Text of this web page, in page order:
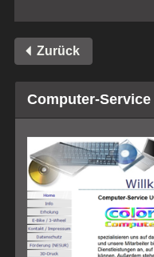
Zurück
Computer-